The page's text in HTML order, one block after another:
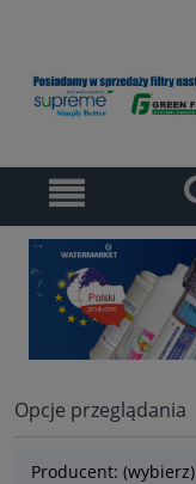
Opcje przeglądania
Producent: (wybierz)